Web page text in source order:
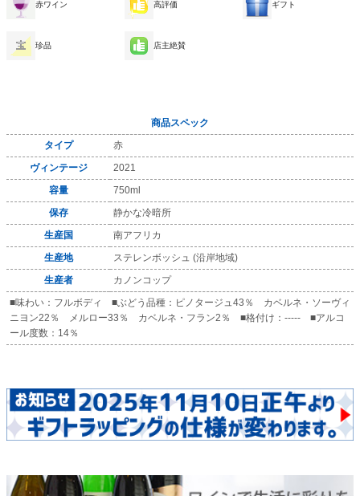
赤ワイン 高評価 ギフト
珍品 店主絶賛
商品スペック
タイプ
赤
ヴィンテージ
2021
容量
750ml
保存
静かな冷暗所
生産国
南アフリカ
生産地
ステレンボッシュ (沿岸地域)
生産者
カノンコップ
■味わい：フルボディ ■ぶどう品種：ピノタージュ43％ カベルネ・ソーヴィ
ニヨン22％ メルロー33％ カベルネ・フラン2％ ■格付け：----- ■アルコ
ール度数：14％